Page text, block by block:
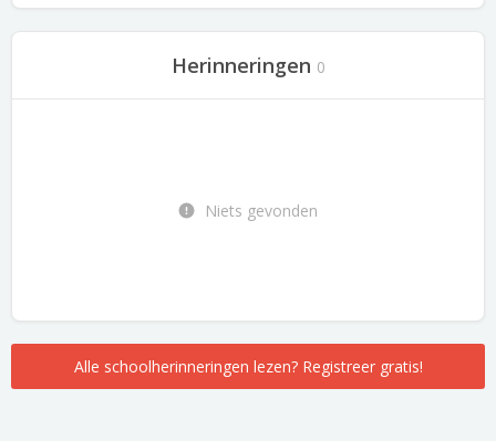
Herinneringen 0
Niets gevonden
Alle schoolherinneringen lezen? Registreer gratis!